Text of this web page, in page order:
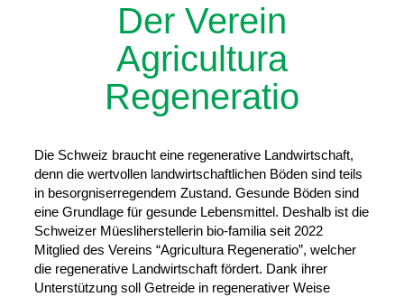
Der Verein
Agricultura
Regeneratio
Die Schweiz braucht eine regenerative Landwirtschaft,
denn die wertvollen landwirtschaftlichen Böden sind teils
in besorgniserregendem Zustand. Gesunde Böden sind
eine Grundlage für gesunde Lebensmittel. Deshalb ist die
Schweizer Müesliherstellerin bio-familia seit 2022
Mitglied des Vereins “Agricultura Regeneratio”, welcher
die regenerative Landwirtschaft fördert. Dank ihrer
Unterstützung soll Getreide in regenerativer Weise